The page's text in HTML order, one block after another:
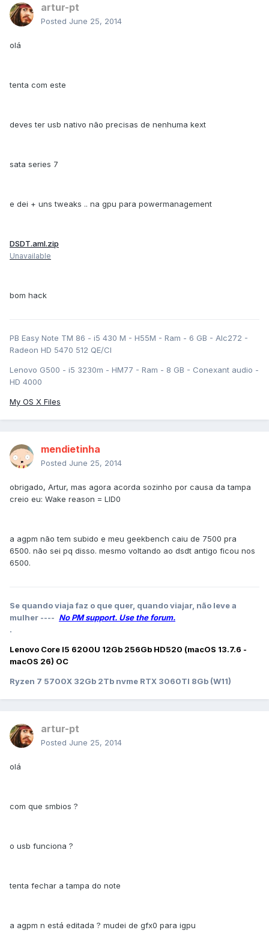
artur-pt
Posted June 25, 2014
olá
tenta com este
deves ter usb nativo não precisas de nenhuma kext
sata series 7
e dei + uns tweaks .. na gpu para powermanagement
DSDT.aml.zip
Unavailable
bom hack
PB Easy Note TM 86 - i5 430 M - H55M - Ram - 6 GB - Alc272 -
Radeon HD 5470 512 QE/CI
Lenovo G500 - i5 3230m - HM77 - Ram - 8 GB - Conexant audio -
HD 4000
My OS X Files
mendietinha
Posted June 25, 2014
obrigado, Artur, mas agora acorda sozinho por causa da tampa
creio eu: Wake reason = LID0
a agpm não tem subido e meu geekbench caiu de 7500 pra
6500. não sei pq disso. mesmo voltando ao dsdt antigo ficou nos
6500.
Se quando viaja faz o que quer, quando viajar, não leve a
mulher ---- No PM support. Use the forum.
.
Lenovo Core I5 6200U 12Gb 256Gb HD520 (macOS 13.7.6 -
macOS 26) OC
Ryzen 7 5700X 32Gb 2Tb nvme RTX 3060TI 8Gb (W11)
artur-pt
Posted June 25, 2014
olá
com que smbios ?
o usb funciona ?
tenta fechar a tampa do note
a agpm n está editada ? mudei de gfx0 para igpu